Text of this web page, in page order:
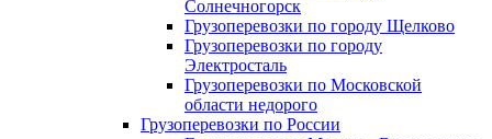
Солнечногорск
Грузоперевозки по городу Щелково
Грузоперевозки по городу
Электросталь
Грузоперевозки по Московской
области недорого
Грузоперевозки по России